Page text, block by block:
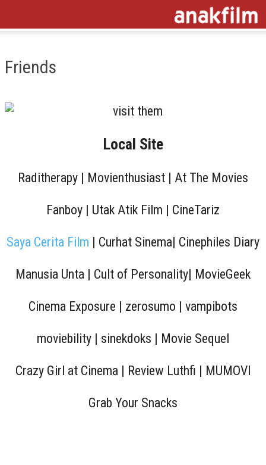
Friends
Local Site
Raditherapy | Movienthusiast | At The Movies
Fanboy | Utak Atik Film | CineTariz
Saya Cerita Film | Curhat Sinema| Cinephiles Diary
Manusia Unta | Cult of Personality| MovieGeek
Cinema Exposure | zerosumo | vampibots
moviebility | sinekdoks | Movie Sequel
Crazy Girl at Cinema | Review Luthfi | MUMOVI
Grab Your Snacks